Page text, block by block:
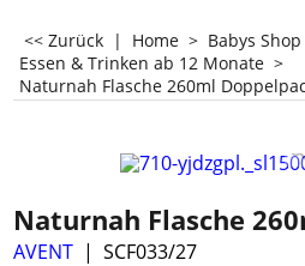
<< Zurück | Home > Babys Shop
Essen & Trinken ab 12 Monate >
Naturnah Flasche 260ml
Naturnah Flasche
AVENT SCF033/27